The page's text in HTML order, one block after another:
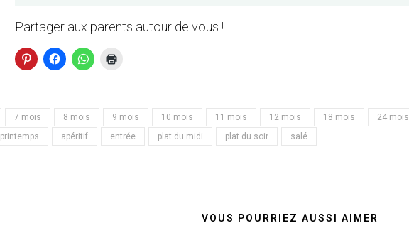
Partager aux parents autour de vous !
7 mois 8 mois 9 mois 10 mois 11 mois 12 mois 18 mois 24 mois
printemps apéritif entrée plat du midi plat du soir salé
VOUS POURRIEZ AUSSI AIMER